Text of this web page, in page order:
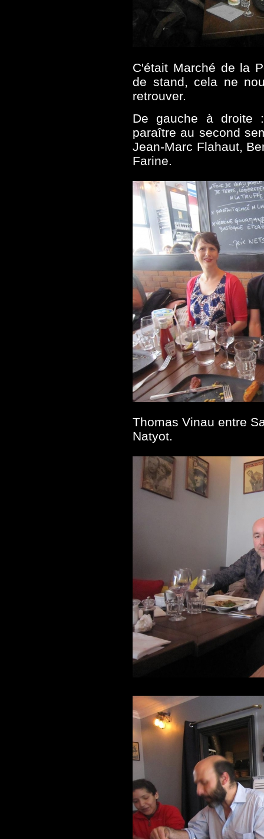
C'était Marché de la
de stand, cela ne
retrouver.
De gauche à droite
paraître au second
Jean-Marc Flahaut,
Farine.
Thomas Vinau entre
Natyot.